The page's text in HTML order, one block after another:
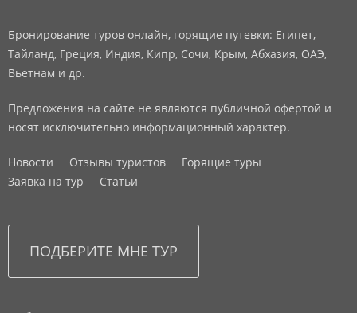
Бронирование туров онлайн, горящие путевки: Египет,
Тайланд, Греция, Индия, Кипр, Сочи, Крым, Абхазия, ОАЭ,
Вьетнам и др.
Предложения на сайте не являются публичной офертой и
носят исключительно информационный характер.
Новости Отзывы туристов
Горящие туры
Заявка на тур
Статьи